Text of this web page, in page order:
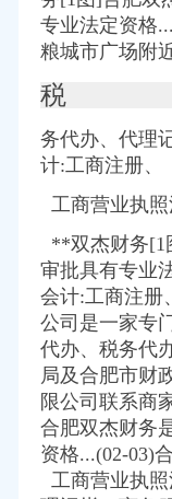
公司信息】-重庆
告_工商信息-启信宝
信息_财务信息
务信息_注册信息
注册信息_信用信息
息_财务信息_注册
饰鞋帽今题网
理服务中心
业管理资源网
狐财经_搜狐网
！_搜狐财经_
凰资讯
相关！_搜狐
专业法定资格
粮城市广场附
税
务代办、代理
计:工商注册、
工商营业执
**双杰财务[1
审批具有专业
会计:工商注册
公司是一家专
代办、税务代
局及合肥市财
限公司联系商
合肥双杰财务
资格...(02-03)
工商营业执